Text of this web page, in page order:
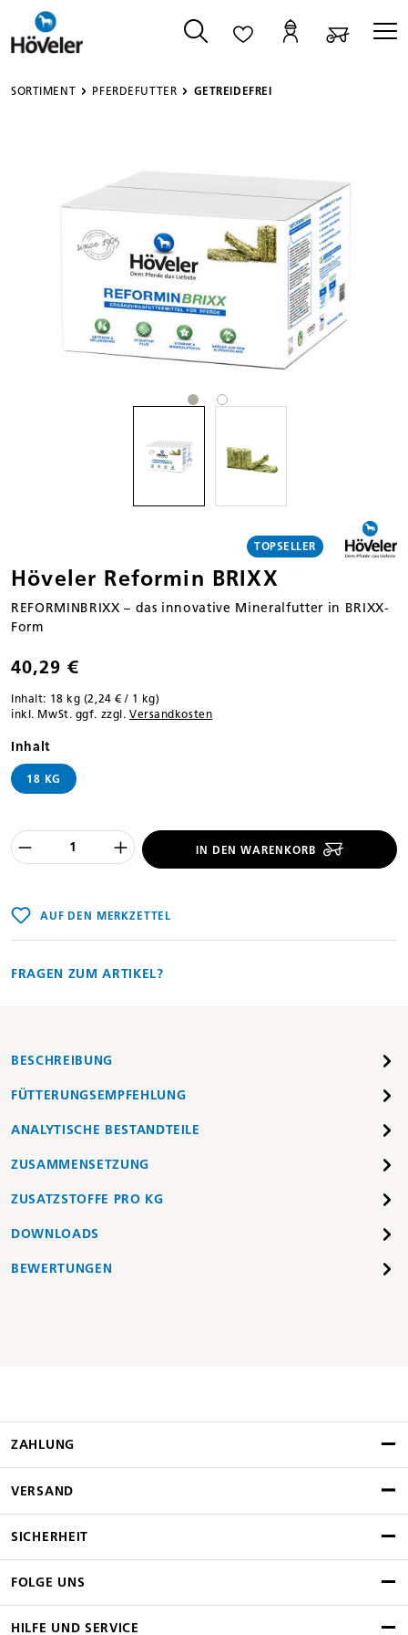
springen
SORTIMENT PFERDEFUTTER GETREIDEFREI
TOPSELLER
Höveler Reformin BRIXX
REFORMINBRIXX – das innovative Mineralfutter in BRIXX-
Form
40,29 €
Inhalt: 18 kg (2,24 € / 1 kg)
inkl. MwSt. ggf. zzgl. Versandkosten
Inhaltauswählen
18 KG
Produkt Anzahl des Produktes
IN DEN WARENKORB
AUF DEN MERKZETTEL
FRAGEN ZUM ARTIKEL?
BESCHREIBUNG
FÜTTERUNGSEMPFEHLUNG
ANALYTISCHE BESTANDTEILE
ZUSAMMENSETZUNG
ZUSATZSTOFFE PRO KG
DOWNLOADS
BEWERTUNGEN
ZAHLUNG
VERSAND
SICHERHEIT
FOLGE UNS
HILFE UND SERVICE